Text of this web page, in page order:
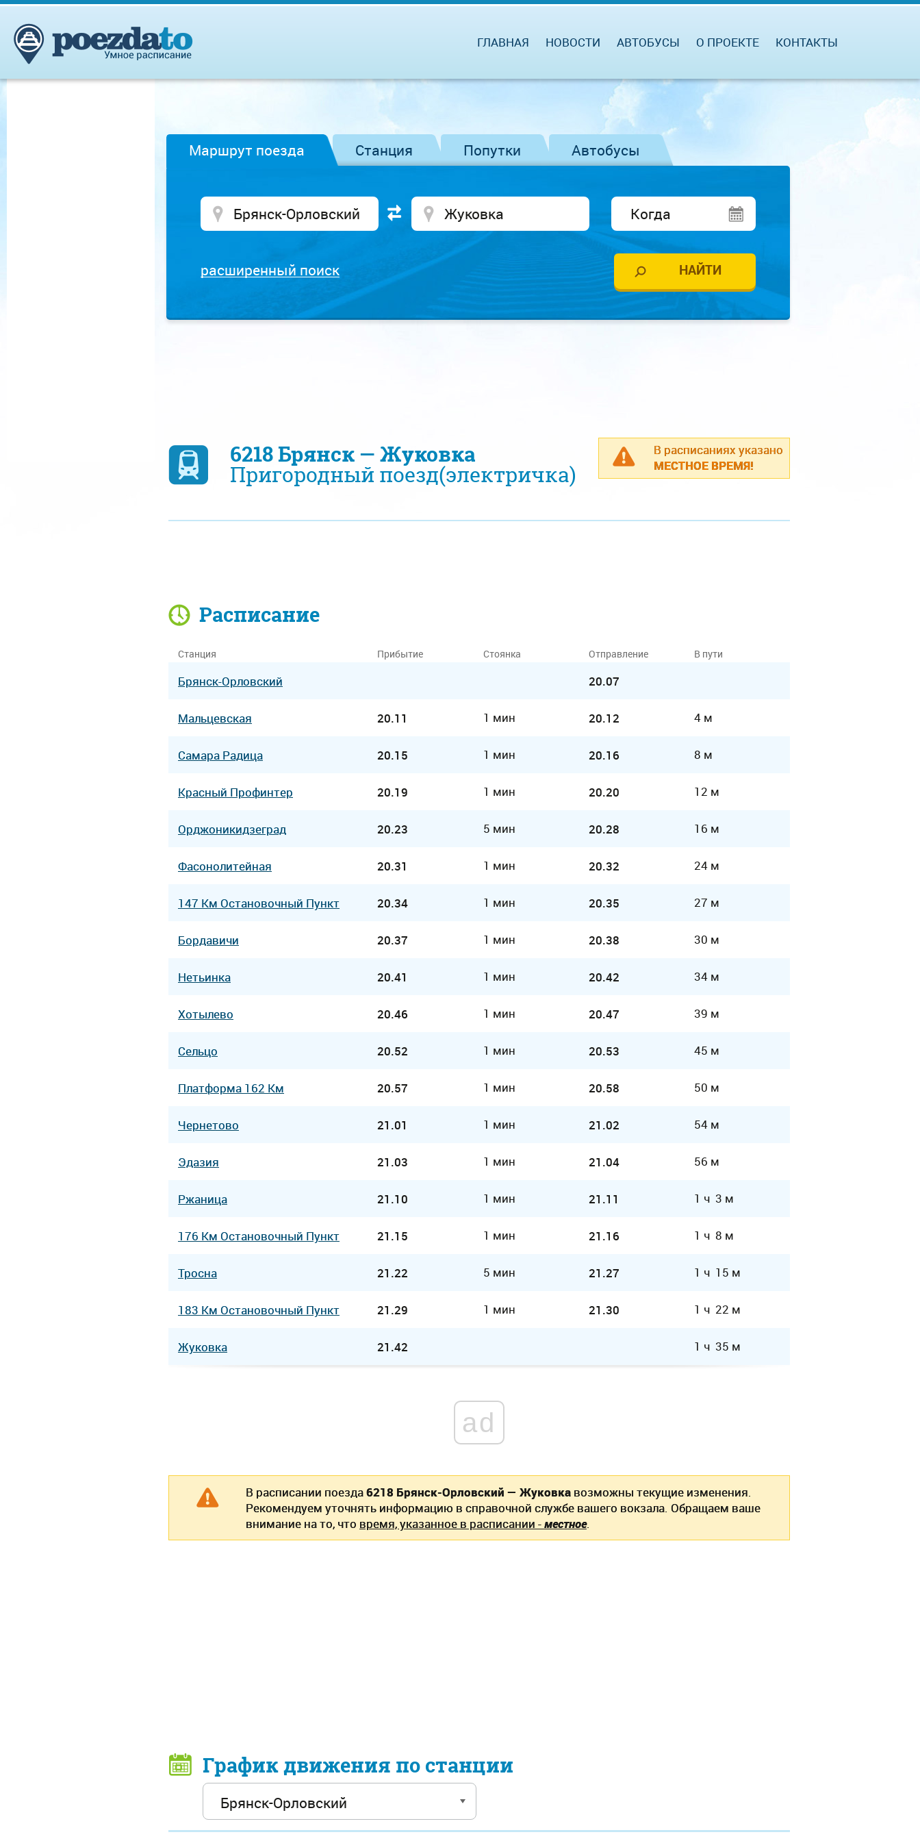
ГЛАВНАЯ НОВОСТИ АВТОБУСЫ О ПРОЕКТЕ КОНТАКТЫ
Маршрут поезда Станция Попутки Автобусы
расширенный поиск
В расписаниях указано
МЕСТНОЕ ВРЕМЯ!
6218 Брянск — Жуковка
Пригородный поезд(электричка)
Расписание
Станция Прибытие Стоянка Отправление В пути
Брянск-Орловский 20.07
Мальцевская 20.11 1 мин 20.12 4 м
Самара Радица 20.15 1 мин 20.16 8 м
Красный Профинтер 20.19 1 мин 20.20 12 м
Орджоникидзеград 20.23 5 мин 20.28 16 м
Фасонолитейная 20.31 1 мин 20.32 24 м
147 Км Остановочный Пункт 20.34 1 мин 20.35 27 м
Бордавичи 20.37 1 мин 20.38 30 м
Нетьинка 20.41 1 мин 20.42 34 м
Хотылево 20.46 1 мин 20.47 39 м
Сельцо 20.52 1 мин 20.53 45 м
Платформа 162 Км 20.57 1 мин 20.58 50 м
Чернетово 21.01 1 мин 21.02 54 м
Эдазия 21.03 1 мин 21.04 56 м
Ржаница 21.10 1 мин 21.11 1 ч 3 м
176 Км Остановочный Пункт 21.15 1 мин 21.16 1 ч 8 м
Тросна 21.22 5 мин 21.27 1 ч 15 м
183 Км Остановочный Пункт 21.29 1 мин 21.30 1 ч 22 м
Жуковка 21.42 1 ч 35 м
ad
В расписании поезда6218 Брянск-Орловский — Жуковка возможны текущие изменения.
Рекомендуем уточнять информацию в справочной службе вашего вокзала. Обращаем ваше
внимание на то, что время, указанное в расписании -местное.
График движения по станции